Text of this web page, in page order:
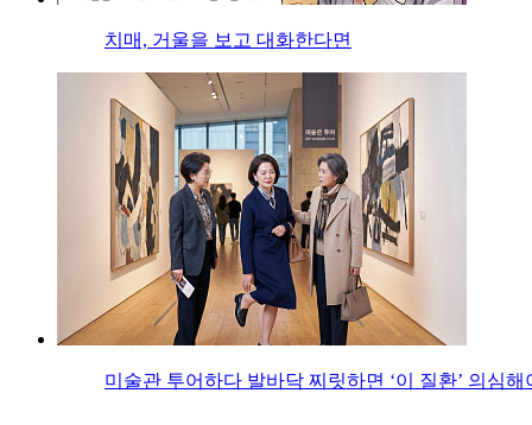
치매, 거울을 보고 대화한다면
미술관 투어하다 발바닥 찌릿하면 ‘이 질환’ 의심해